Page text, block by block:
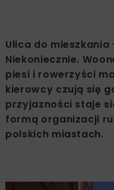
Ulica do
Niekoniecznie.
piesi i rowerzyści
kierowcy czują się
przyjazności staje
formą organizacji
polskich miastach.